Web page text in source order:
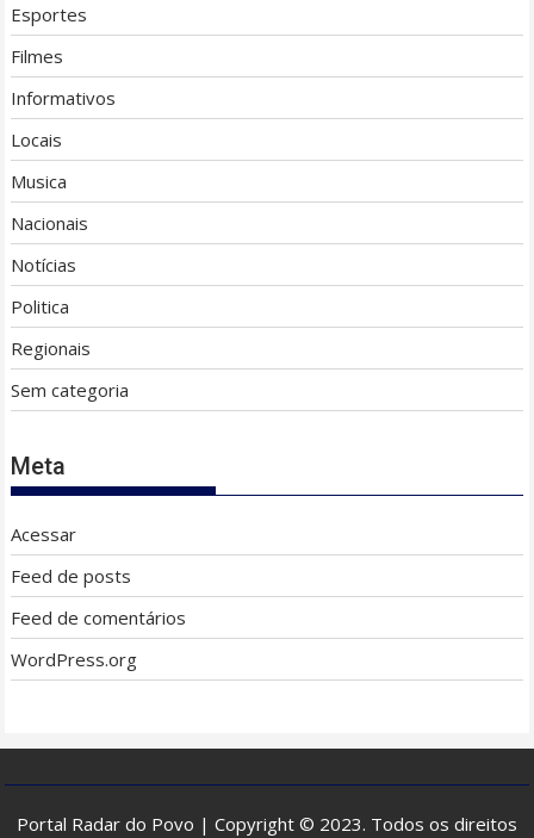
Esportes
Filmes
Informativos
Locais
Musica
Nacionais
Notícias
Politica
Regionais
Sem categoria
Meta
Acessar
Feed de posts
Feed de comentários
WordPress.org
Portal Radar do Povo | Copyright © 2023. Todos os direitos